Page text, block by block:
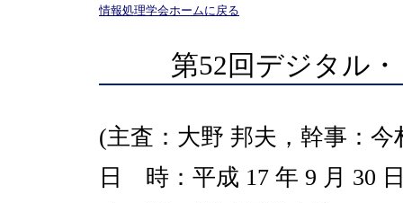
情報処理学会ホームに戻る
第52回デジタル
(主査：大野 邦夫，幹事：
日 時：平成 17 年 9 月 30